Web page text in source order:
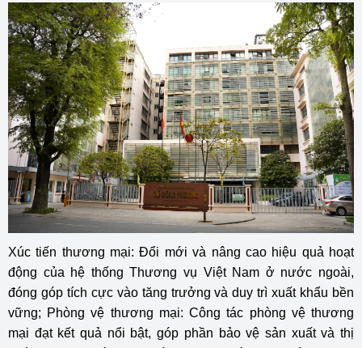
Xúc tiến thương mại: Đổi mới và nâng cao hiệu quả hoạt
động của hệ thống Thương vụ Việt Nam ở nước ngoài,
đóng góp tích cực vào tăng trưởng và duy trì xuất khẩu bền
vững; Phòng vệ thương mại: Công tác phòng vệ thương
mại đạt kết quả nổi bật, góp phần bảo vệ sản xuất và thị